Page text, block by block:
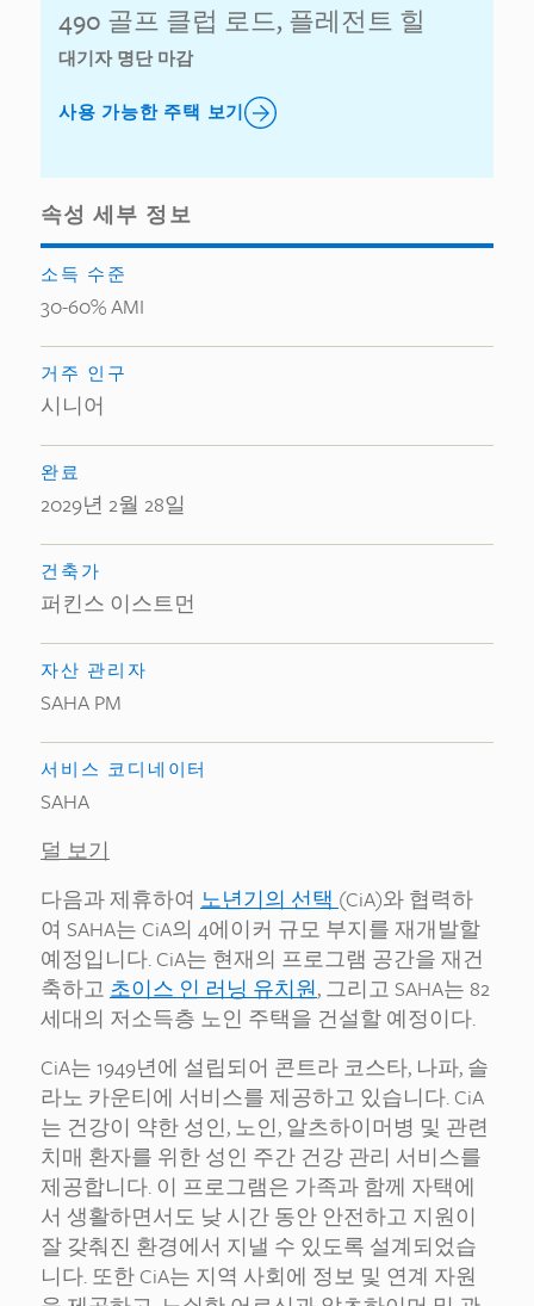
490 골프 클럽 로드, 플레전트 힐
대기자 명단 마감
사용 가능한 주택 보기
속성 세부 정보
소득 수준
30-60% AMI
거주 인구
시니어
완료
2029년 2월 28일
건축가
퍼킨스 이스트먼
자산 관리자
SAHA PM
서비스 코디네이터
SAHA
덜 보기
다음과 제휴하여 노년기의 선택 (CiA)와 협력하
여 SAHA는 CiA의 4에이커 규모 부지를 재개발할
예정입니다. CiA는 현재의 프로그램 공간을 재건
축하고 초이스 인 러닝 유치원, 그리고 SAHA는 82
세대의 저소득층 노인 주택을 건설할 예정이다.
CiA는 1949년에 설립되어 콘트라 코스타, 나파, 솔
라노 카운티에 서비스를 제공하고 있습니다. CiA
는 건강이 약한 성인, 노인, 알츠하이머병 및 관련
치매 환자를 위한 성인 주간 건강 관리 서비스를
제공합니다. 이 프로그램은 가족과 함께 자택에
서 생활하면서도 낮 시간 동안 안전하고 지원이
잘 갖춰진 환경에서 지낼 수 있도록 설계되었습
니다. 또한 CiA는 지역 사회에 정보 및 연계 자원